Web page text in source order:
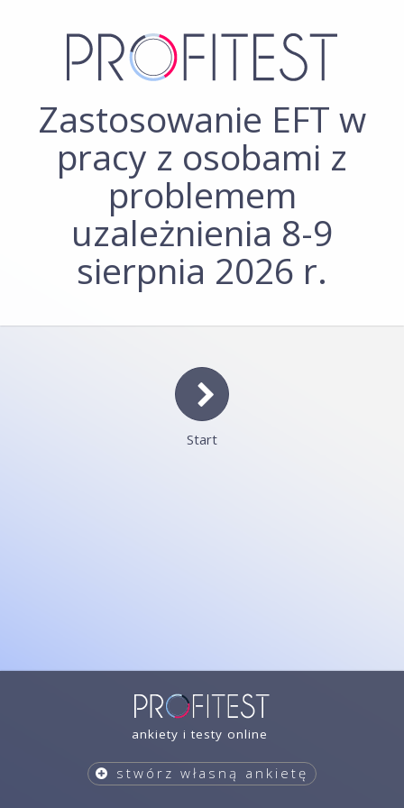
Zastosowanie EFT w
pracy z osobami z
problemem
uzależnienia 8-9
sierpnia 2026 r.
Start
ankiety i testy online
stwórz własną ankietę